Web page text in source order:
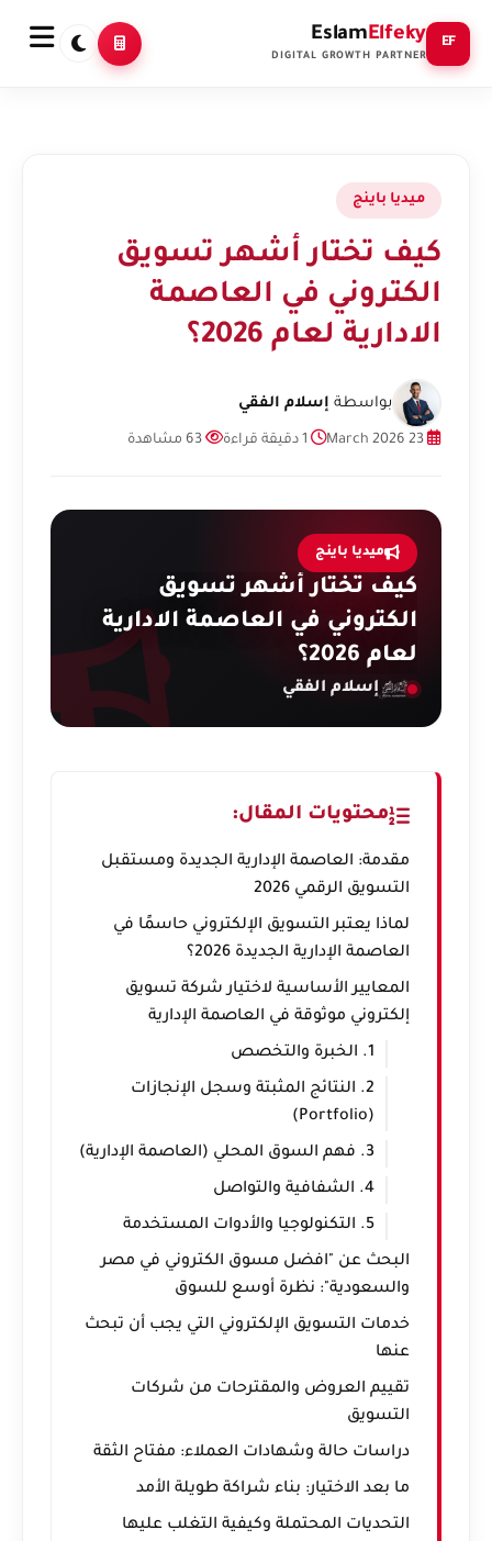
EF
EslamElfeky
DIGITAL GROWTH PARTNER
ميديا باينج
كيف تختار أشهر تسويق
الكتروني في العاصمة
الادارية لعام 2026؟
بواسطة إسلام الفقي
ميديا باينج
كيف تختار أشهر تسويق
الكتروني في العاصمة الادارية
لعام 2026؟
إسلام الفقي
محتويات المقال:
مقدمة: العاصمة الإدارية الجديدة ومستقبل
التسويق الرقمي 2026
لماذا يعتبر التسويق الإلكتروني حاسمًا في
العاصمة الإدارية الجديدة 2026؟
المعايير الأساسية لاختيار شركة تسويق
إلكتروني موثوقة في العاصمة الإدارية
1. الخبرة والتخصص
2. النتائج المثبتة وسجل الإنجازات
(Portfolio)
3. فهم السوق المحلي (العاصمة الإدارية)
4. الشفافية والتواصل
5. التكنولوجيا والأدوات المستخدمة
البحث عن "افضل مسوق الكتروني في مصر
والسعودية": نظرة أوسع للسوق
خدمات التسويق الإلكتروني التي يجب أن تبحث
عنها
تقييم العروض والمقترحات من شركات
التسويق
دراسات حالة وشهادات العملاء: مفتاح الثقة
ما بعد الاختيار: بناء شراكة طويلة الأمد
التحديات المحتملة وكيفية التغلب عليها